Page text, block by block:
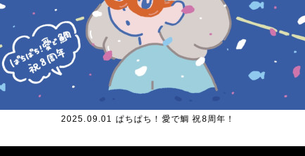
2025.09.01 ぱちぱち！愛で鯛 祝8周年！